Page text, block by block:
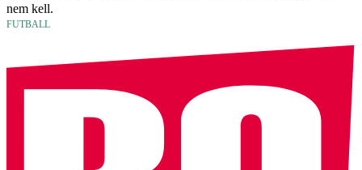
nem kell.
FUTBALL